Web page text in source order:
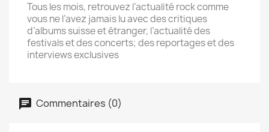
Tous les mois, retrouvez l’actualité rock comme
vous ne l’avez jamais lu avec des critiques
d’albums suisse et étranger, l’actualité des
festivals et des concerts; des reportages et des
interviews exclusives
Commentaires (0)